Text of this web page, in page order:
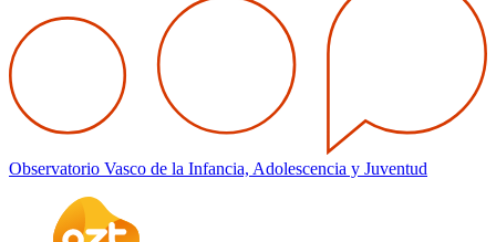
Observatorio Vasco de la Infancia, Adolescencia y Juventud